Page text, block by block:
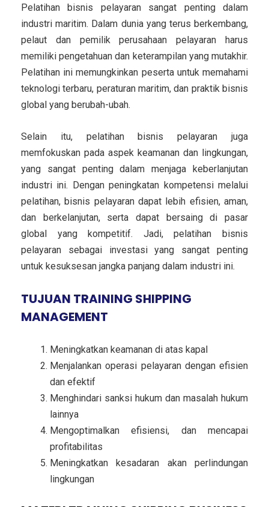
Pelatihan bisnis pelayaran sangat penting dalam
industri maritim. Dalam dunia yang terus berkembang,
pelaut dan pemilik perusahaan pelayaran harus
memiliki pengetahuan dan keterampilan yang mutakhir.
Pelatihan ini memungkinkan peserta untuk memahami
teknologi terbaru, peraturan maritim, dan praktik bisnis
global yang berubah-ubah.
Selain itu, pelatihan bisnis pelayaran juga
memfokuskan pada aspek keamanan dan lingkungan,
yang sangat penting dalam menjaga keberlanjutan
industri ini. Dengan peningkatan kompetensi melalui
pelatihan, bisnis pelayaran dapat lebih efisien, aman,
dan berkelanjutan, serta dapat bersaing di pasar
global yang kompetitif. Jadi, pelatihan bisnis
pelayaran sebagai investasi yang sangat penting
untuk kesuksesan jangka panjang dalam industri ini.
TUJUAN TRAINING SHIPPING
MANAGEMENT
Meningkatkan keamanan di atas kapal
Menjalankan operasi pelayaran dengan efisien
dan efektif
Menghindari sanksi hukum dan masalah hukum
lainnya
Mengoptimalkan efisiensi, dan mencapai
profitabilitas
Meningkatkan kesadaran akan perlindungan
lingkungan